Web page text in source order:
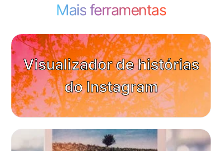
Mais ferramentas
Visualizador de histórias
do Instagram